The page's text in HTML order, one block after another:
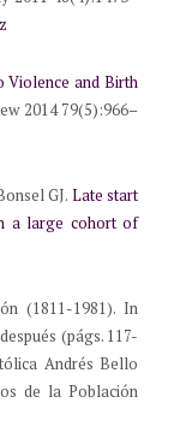
Violence and Birth
2014 79(5):966–
GJ. Late start
a large cohort of
(1811-1981). In
(págs. 117-
Andrés Bello
de la Población